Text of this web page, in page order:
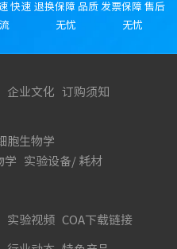
快速 退换保障 品质
无忧
发票保障 售后
无忧
企业文化
订购须知
胞生物学
学
实验设备/ 耗材
实验视频 COA下载链接